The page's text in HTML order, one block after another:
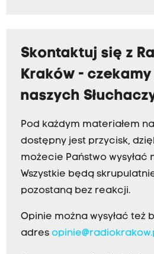
Skontaktuj się z
Kraków -
naszych
Pod każdym materiałem
dostępny jest przycisk,
możecie Państwo wysyłać
Wszystkie będą
pozostaną bez reakcji.
Opinie można wysyłać też
adres